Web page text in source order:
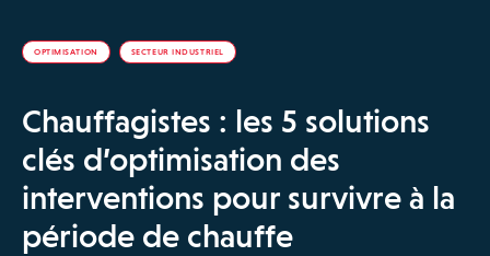
OPTIMISATION SECTEUR INDUSTRIEL
Chauffagistes : les 5 solutions
clés d’optimisation des
interventions pour survivre à la
période de chauffe